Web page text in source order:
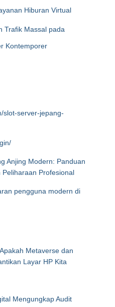
Hiburan Virtual
Trafik Massal pada
Kontemporer
slot-server-jepang-
Anjing Modern: Panduan
Profesional
pengguna modern di
Metaverse dan
Layar HP Kita
Mengungkap Audit